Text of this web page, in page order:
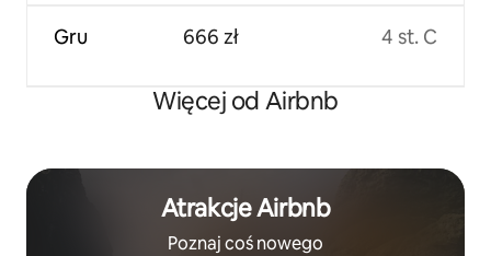
Gru 666 zł 4 st. C
Więcej od Airbnb
Atrakcje Airbnb
Poznaj coś nowego